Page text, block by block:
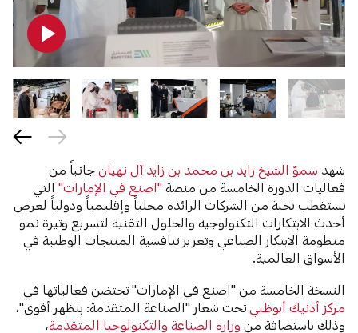
شهد سموّ الشيخ زايد بن محمد بن زايد آل نهيان جانباً من
فعاليات الدورة الخامسة من منصة "اصنع في الإمارات" التي
تستقطب نخبة من الشركات الرائدة محلياً وإقليمياً ودولياً لعرض
أحدث الابتكارات التكنولوجية والحلول التقنية لتسريع وتيرة نمو
منظومة الابتكار الصناعي وتعزيز تنافسية المنتجات الوطنية في
الأسواق العالمية.
النسخة الخامسة من "اصنع في الإمارات" تحتضن فعالياتها في
مركز أدنيك أبوظبي تحت شعار "الصناعة المتقدمة: بنظهر أقوى"،
وذلك باستضافة من وزارة الصناعة والتكنولوجيا المتقدمة،